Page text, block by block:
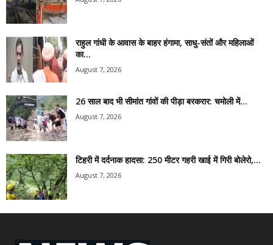
राहुल गांधी के आवास के बाहर हंगामा, साधु-संतों और महिलाओं
का...
August 7, 2026
26 साल बाद भी सीमांत गांवों की पीड़ा बरकरार: चमोली में...
August 7, 2026
टिहरी में दर्दनाक हादसा: 250 मीटर गहरी खाई में गिरी बोलेरो,...
August 7, 2026